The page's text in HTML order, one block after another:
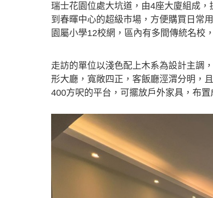
瑞士花園位處大坑道，由4座大廈組成
到春暉中心的超級市場，方便購買日常
園屬小學12校網，區內有多間傳統名校
走訪的單位以淺色配上木系為設計主調
形大廳，寬敞四正，客飯廳涇渭分明，
400方呎的平台，可擺放戶外家具，布